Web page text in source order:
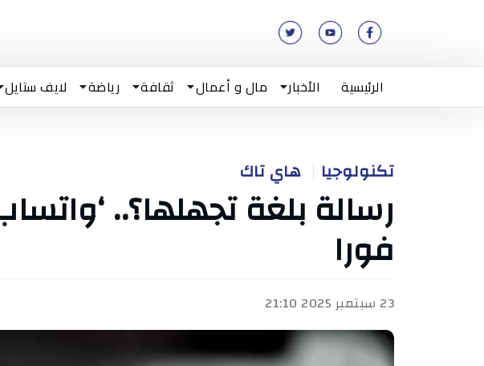
الرئيسية الأخبار مال و أعمال ثقافة رياضة لايف ستايل
تكنولوجيا هاي تاك
رسالة بلغة تجهلها؟..
فورا
23 سبتمبر 2025 21:10